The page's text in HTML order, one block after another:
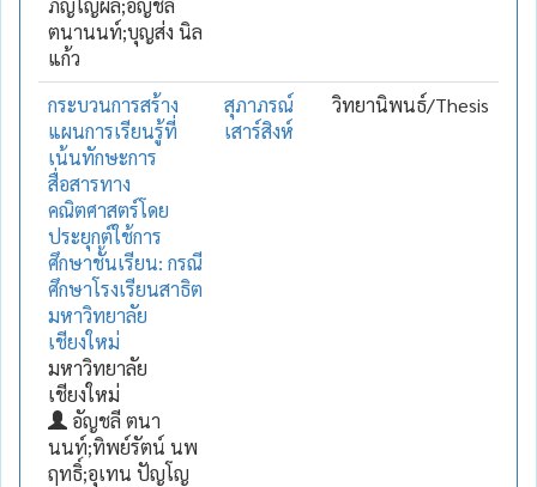
ตนานนท์;บุญส่ง นิล
แก้ว
กระบวนการสร้าง
แผนการเรียนรู้ที่
เน้นทักษะการ
สื่อสารทาง
คณิตศาสตร์โดย
ประยุกต์ใช้การ
ศึกษาชั้นเรียน: กรณี
ศึกษาโรงเรียนสาธิต
มหาวิทยาลัย
เชียงใหม่
มหาวิทยาลัย
เชียงใหม่
อัญชลี ตนา
นนท์;ทิพย์รัตน์ นพ
ฤทธิ์;อุเทน ปัญโญ
สุภาภรณ์
เสาร์สิงห์
วิทยานิพนธ์/Thesis